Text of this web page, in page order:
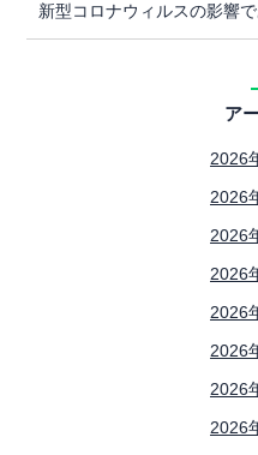
新型コロナウィルスの影響
ア
2026
2026
2026
2026
2026
2026
2026
2026